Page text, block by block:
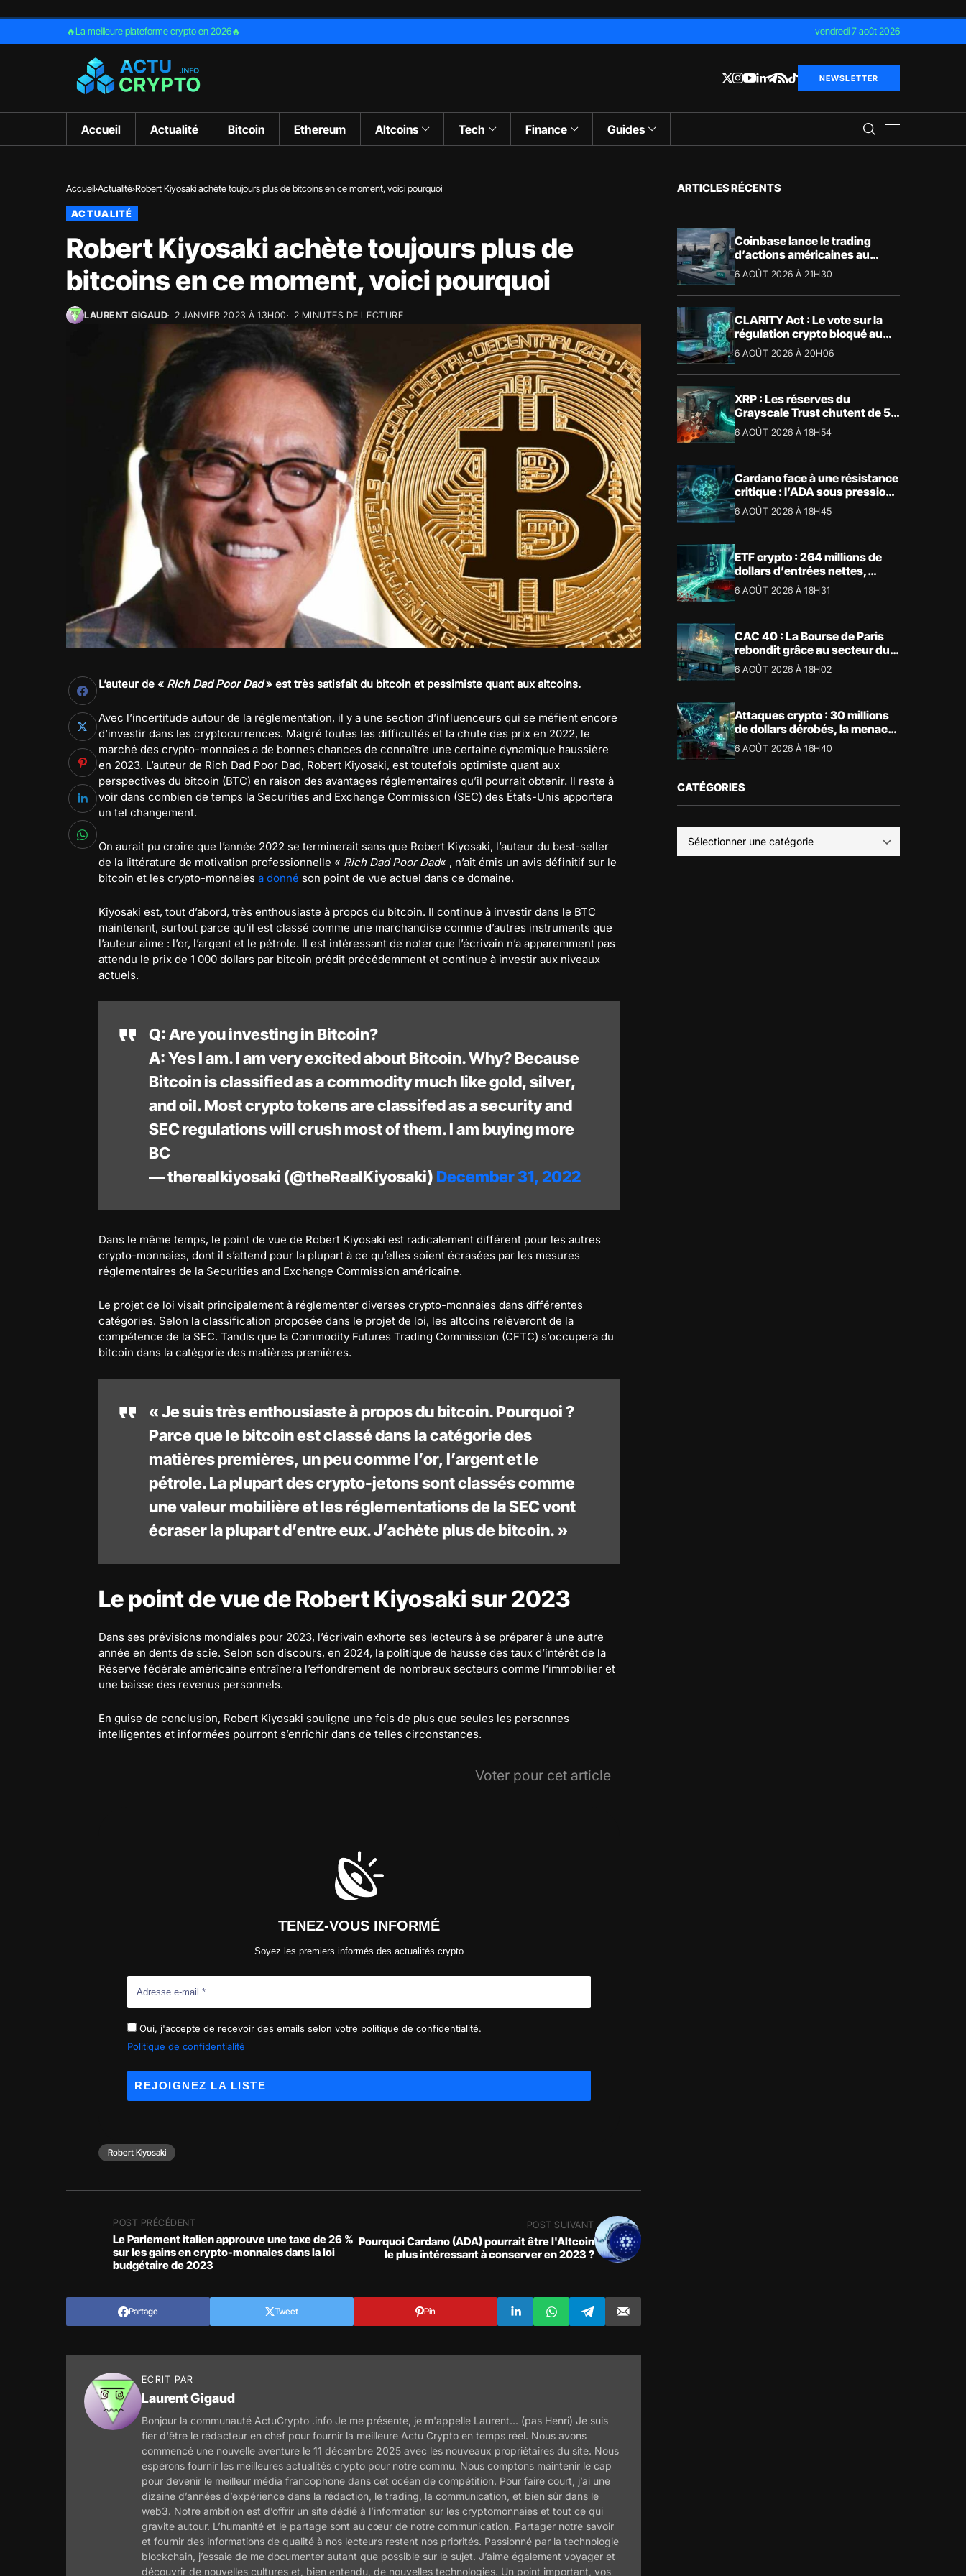
🔥La meilleure plateforme crypto en 2026🔥 vendredi 7 août 2026
NEWSLETTER
Accueil Actualité Bitcoin Ethereum Altcoins Tech Finance Guides
Accueil Actualité Robert Kiyosaki achète toujours plus de bitcoins en ce moment, voici pourquoi
ACTUALITÉ
Robert Kiyosaki achète toujours plus de
bitcoins en ce moment, voici pourquoi
LAURENT GIGAUD 2 JANVIER 2023 À 13H00 2 MINUTES DE LECTURE
L’auteur de « Rich Dad Poor Dad» est très satisfait du bitcoin et pessimiste quant aux altcoins.
Avec l’incertitude autour de la réglementation, il y a une section d’influenceurs qui se méfient encore
d’investir dans les cryptocurrences. Malgré toutes les difficultés et la chute des prix en 2022, le
marché des crypto-monnaies a de bonnes chances de connaître une certaine dynamique haussière
en 2023. L’auteur de Rich Dad Poor Dad, Robert Kiyosaki, est toutefois optimiste quant aux
perspectives du bitcoin (BTC) en raison des avantages réglementaires qu’il pourrait obtenir. Il reste à
voir dans combien de temps la Securities and Exchange Commission (SEC) des États-Unis apportera
un tel changement.
On aurait pu croire que l’année 2022 se terminerait sans que Robert Kiyosaki, l’auteur du best-seller
de la littérature de motivation professionnelle « Rich Dad Poor Dad« , n’ait émis un avis définitif sur le
bitcoin et les crypto-monnaies a donné son point de vue actuel dans ce domaine.
Kiyosaki est, tout d’abord, très enthousiaste à propos du bitcoin. Il continue à investir dans le BTC
maintenant, surtout parce qu’il est classé comme une marchandise comme d’autres instruments que
l’auteur aime : l’or, l’argent et le pétrole. Il est intéressant de noter que l’écrivain n’a apparemment pas
attendu le prix de 1 000 dollars par bitcoin prédit précédemment et continue à investir aux niveaux
actuels.
Q: Are you investing in Bitcoin?
A: Yes I am. I am very excited about Bitcoin. Why? Because
Bitcoin is classified as a commodity much like gold, silver,
and oil. Most crypto tokens are classifed as a security and
SEC regulations will crush most of them. I am buying more
BC
— therealkiyosaki (@theRealKiyosaki) December 31, 2022
Dans le même temps, le point de vue de Robert Kiyosaki est radicalement différent pour les autres
crypto-monnaies, dont il s’attend pour la plupart à ce qu’elles soient écrasées par les mesures
réglementaires de la Securities and Exchange Commission américaine.
Le projet de loi visait principalement à réglementer diverses crypto-monnaies dans différentes
catégories. Selon la classification proposée dans le projet de loi, les altcoins relèveront de la
compétence de la SEC. Tandis que la Commodity Futures Trading Commission (CFTC) s’occupera du
bitcoin dans la catégorie des matières premières.
« Je suis très enthousiaste à propos du bitcoin. Pourquoi ?
Parce que le bitcoin est classé dans la catégorie des
matières premières, un peu comme l’or, l’argent et le
pétrole. La plupart des crypto-jetons sont classés comme
une valeur mobilière et les réglementations de la SEC vont
écraser la plupart d’entre eux. J’achète plus de bitcoin. »
Le point de vue de Robert Kiyosaki sur 2023
Dans ses prévisions mondiales pour 2023, l’écrivain exhorte ses lecteurs à se préparer à une autre
année en dents de scie. Selon son discours, en 2024, la politique de hausse des taux d’intérêt de la
Réserve fédérale américaine entraînera l’effondrement de nombreux secteurs comme l’immobilier et
une baisse des revenus personnels.
En guise de conclusion, Robert Kiyosaki souligne une fois de plus que seules les personnes
intelligentes et informées pourront s’enrichir dans de telles circonstances.
Voter pour cet article
TENEZ-VOUS INFORMÉ
Soyez les premiers informés des actualités crypto
Oui, j'accepte de recevoir des emails selon votre politique de confidentialité.
Politique de confidentialité
Robert Kiyosaki
POST PRÉCÉDENT
Le Parlement italien approuve une taxe de 26 %
sur les gains en crypto-monnaies dans la loi
budgétaire de 2023
POST SUIVANT
Pourquoi Cardano (ADA) pourrait être l'Altcoin
le plus intéressant à conserver en 2023 ?
Partage Tweet Pin
ECRIT PAR
Laurent Gigaud
Bonjour la communauté ActuCrypto .info Je me présente, je m'appelle Laurent... (pas Henri) Je suis
fier d'être le rédacteur en chef pour fournir la meilleure Actu Crypto en temps réel. Nous avons
commencé une nouvelle aventure le 11 décembre 2025 avec les nouveaux propriétaires du site. Nous
espérons fournir les meilleures actualités crypto pour notre commu. Nous comptons maintenir le cap
pour devenir le meilleur média francophone dans cet océan de compétition. Pour faire court, j’ai une
dizaine d’années d’expérience dans la rédaction, le trading, la communication, et bien sûr dans le
web3. Notre ambition est d’offrir un site dédié à l’information sur les cryptomonnaies et tout ce qui
gravite autour. L’humanité et le partage sont au cœur de notre communication. Partager notre savoir
et fournir des informations de qualité à nos lecteurs restent nos priorités. Passionné par la technologie
blockchain, j’essaie de me documenter autant que possible sur le sujet. J’aime également voyager et
découvrir de nouvelles cultures et, bien entendu, de nouvelles technologies. Un point important, vos
ARTICLES RÉCENTS
Coinbase lance le trading
d’actions américaines au
Royaume-Uni
6 AOÛT 2026 À 21H30
CLARITY Act : Le vote sur la
régulation crypto bloqué au
Sénat américain
6 AOÛT 2026 À 20H06
XRP : Les réserves du
Grayscale Trust chutent de 55
% suite aux rachats
6 AOÛT 2026 À 18H54
Cardano face à une résistance
critique : l’ADA sous pression
technique
6 AOÛT 2026 À 18H45
ETF crypto : 264 millions de
dollars d’entrées nettes,
Bitcoin et Ethereum dominent
6 AOÛT 2026 À 18H31
CAC 40 : La Bourse de Paris
rebondit grâce au secteur du
luxe
6 AOÛT 2026 À 18H02
Attaques crypto : 30 millions
de dollars dérobés, la menace
devient physique
6 AOÛT 2026 À 16H40
CATÉGORIES